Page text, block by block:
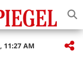
11:27 AM